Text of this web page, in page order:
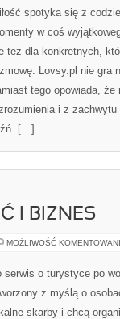
spotyka się z
w coś
też dla konkretnych,
Lovsy.pl nie gra
tego opowiada,
i z
[…]
I BIZNES
MOŻLIWOŚĆ
serwis o turystyce po
z myślą o
skarby i chcą